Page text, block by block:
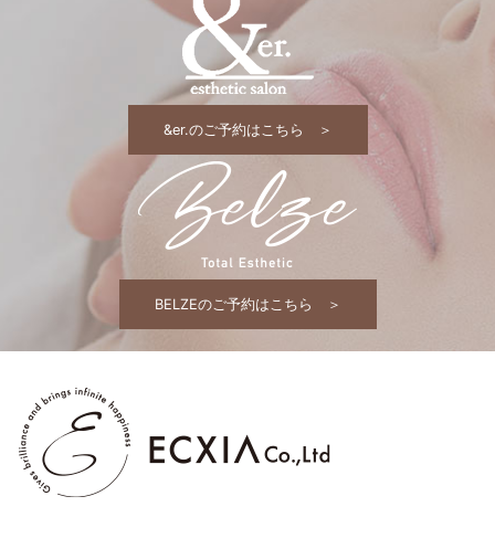
&er.のご予約はこちら ＞
BELZEのご予約はこちら ＞